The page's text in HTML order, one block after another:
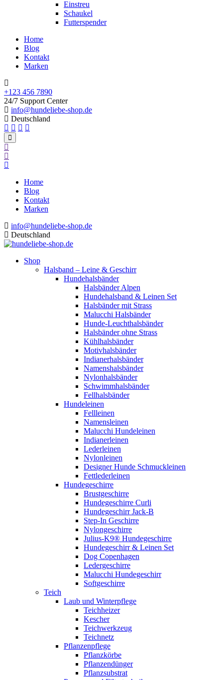
Einstreu
Schaukel
Futterspender
Home
Blog
Kontakt
Marken
+123 456 7890
24/7 Support Center
info@hundeliebe-shop.de
Deutschland
Home
Blog
Kontakt
Marken
info@hundeliebe-shop.de
Deutschland
Shop
Halsband – Leine & Geschirr
Hundehalsbänder
Halsbänder Alpen
Hundehalsband & Leinen Set
Halsbänder mit Strass
Malucchi Halsbänder
Hunde-Leuchthalsbänder
Halsbänder ohne Strass
Kühlhalsbänder
Motivhalsbänder
Indianerhalsbänder
Namenshalsbänder
Nylonhalsbänder
Schwimmhalsbänder
Fellhalsbänder
Hundeleinen
Fellleinen
Namensleinen
Malucchi Hundeleinen
Indianerleinen
Lederleinen
Nylonleinen
Designer Hunde Schmuckleinen
Fettlederleinen
Hundegeschirre
Brustgeschirre
Hundegeschirre Curli
Hundegeschirr Jack-B
Step-In Geschirre
Nylongeschirre
Julius-K9® Hundegeschirre
Hundegeschirr & Leinen Set
Dog Copenhagen
Ledergeschirre
Malucchi Hundegeschirr
Softgeschirre
Teich
Laub und Winterpflege
Teichheizer
Kescher
Teichwerkzeug
Teichnetz
Pflanzenpflege
Pflanzkörbe
Pflanzendünger
Pflanzsubstrat